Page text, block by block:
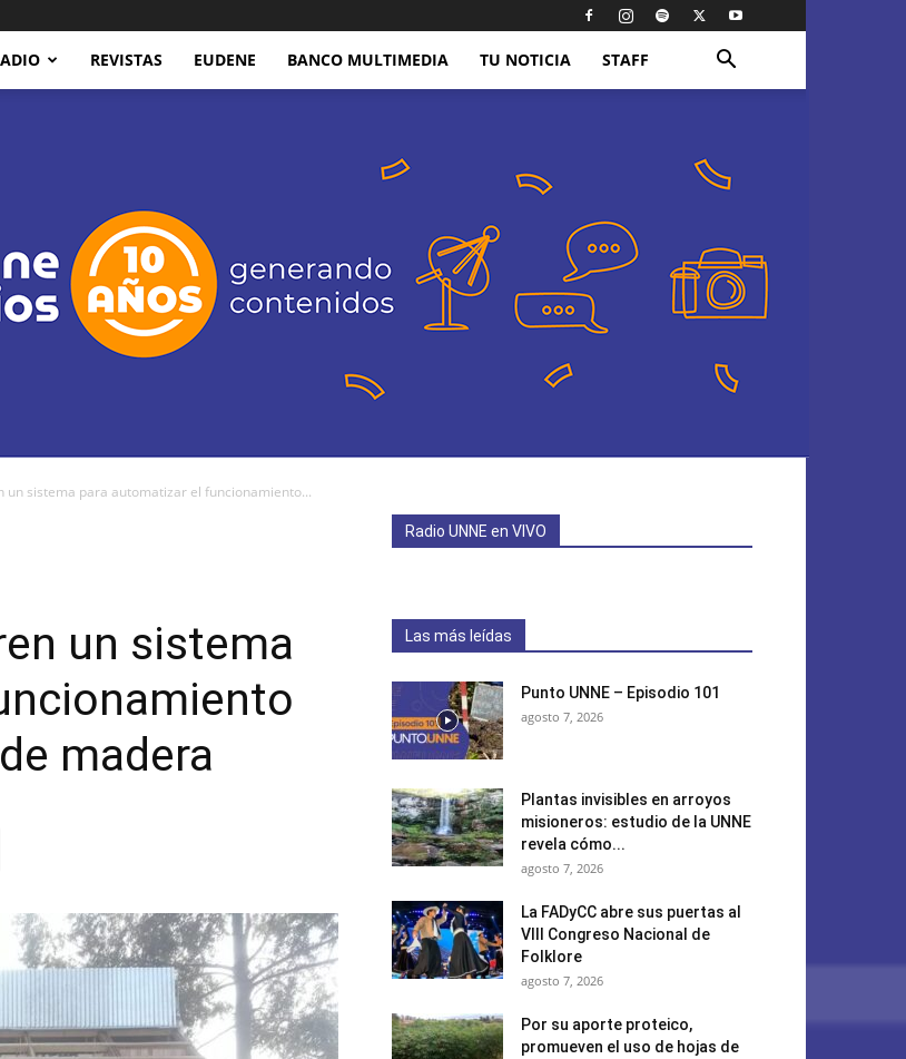
REVISTAS EUDENE BANCO MULTIMEDIA TU NOTICIA STAFF
sistema para automatizar el funcionamiento...
un sistema
madera
Radio UNNE en VIVO
Las más leídas
Punto UNNE – Episodio 101
agosto 7, 2026
Plantas invisibles en arroyos
misioneros: estudio de la UNNE
revela cómo...
agosto 7, 2026
La FADyCC abre sus puertas al
VIII Congreso Nacional de
Folklore
agosto 7, 2026
Por su aporte proteico,
promueven el uso de hojas de